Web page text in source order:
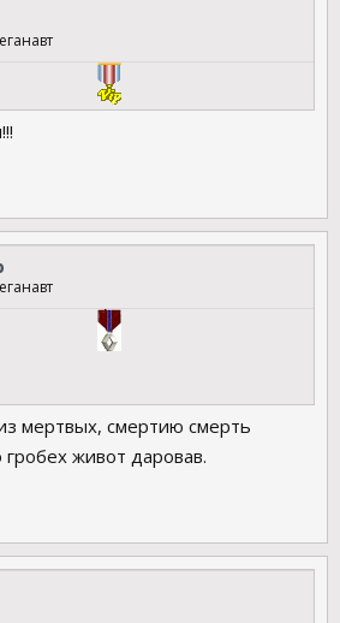
мертвых, смертию смерть
живот даровав.